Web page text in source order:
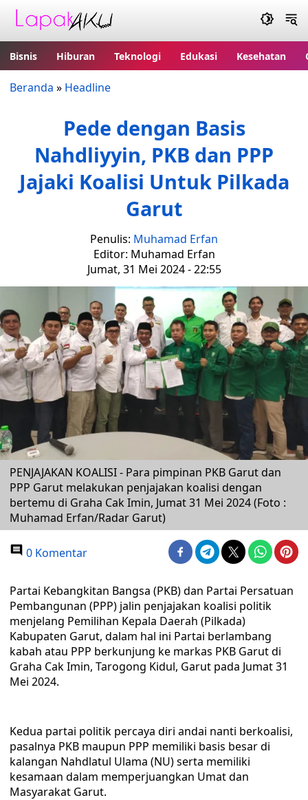
Bisnis Hiburan Teknologi Edukasi Kesehatan
Beranda » Headline
Pede dengan Basis
Nahdliyyin, PKB dan PPP
Jajaki Koalisi Untuk Pilkada
Garut
Penulis: Muhamad Erfan
Editor: Muhamad Erfan
Jumat, 31 Mei 2024 - 22:55
PENJAJAKAN KOALISI - Para pimpinan PKB Garut dan
PPP Garut melakukan penjajakan koalisi dengan
bertemu di Graha Cak Imin, Jumat 31 Mei 2024 (Foto :
Muhamad Erfan/Radar Garut)
0 Komentar
Partai Kebangkitan Bangsa (PKB) dan Partai Persatuan
Pembangunan (PPP) jalin penjajakan koalisi politik
menjelang Pemilihan Kepala Daerah (Pilkada)
Kabupaten Garut, dalam hal ini Partai berlambang
kabah atau PPP berkunjung ke markas PKB Garut di
Graha Cak Imin, Tarogong Kidul, Garut pada Jumat 31
Mei 2024.
Kedua partai politik percaya diri andai nanti berkoalisi,
pasalnya PKB maupun PPP memiliki basis besar di
kalangan Nahdlatul Ulama (NU) serta memiliki
kesamaan dalam memperjuangkan Umat dan
Masyarakat Garut.